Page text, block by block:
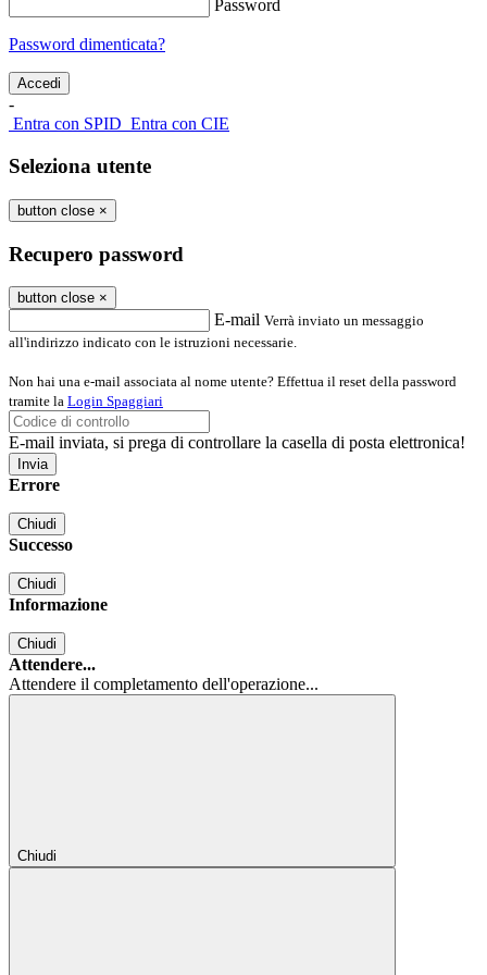
Password
Password dimenticata?
-
Entra con SPID Entra con CIE
Seleziona utente
button close ×
Recupero password
button close ×
E-mail Verrà inviato un messaggio
all'indirizzo indicato con le istruzioni necessarie.
Non hai una e-mail associata al nome utente? Effettua il reset della password
tramite la Login Spaggiari
E-mail inviata, si prega di controllare la casella di posta elettronica!
Errore
Chiudi
Successo
Chiudi
Informazione
Chiudi
Attendere...
Attendere il completamento dell'operazione...
Chiudi